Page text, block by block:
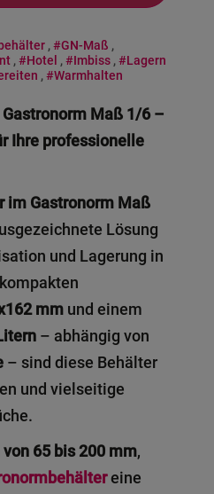
, #GN-Maß ,
, #Hotel , #Imbiss , #Lagern
, #Warmhalten
Gastronorm Maß 1/6 –
Ihre professionelle
im Gastronorm Maß
Lösung
und Lagerung in
mm und einem
– abhängig von
– sind diese Behälter
und vielseitige
65 bis 200 mm,
eine